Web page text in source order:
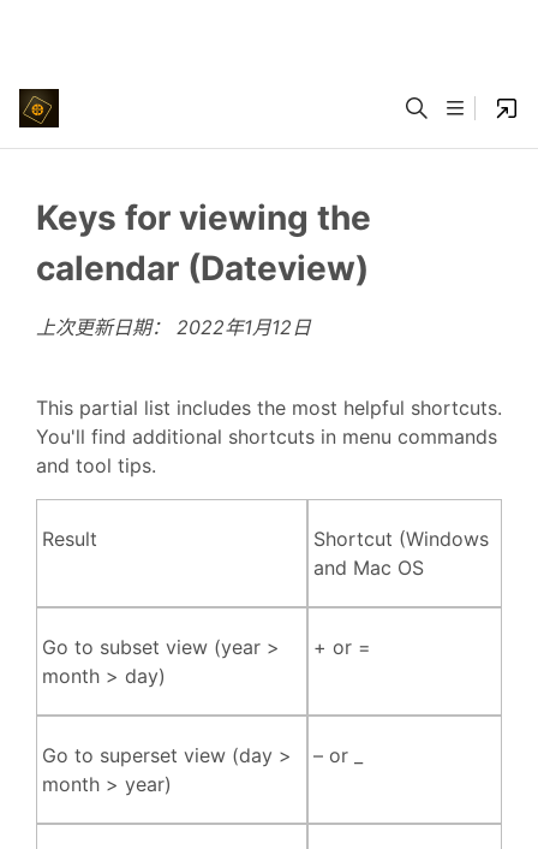
Keys for viewing the
calendar (Dateview)
上次更新日期： 2022年1月12日
This partial list includes the most helpful shortcuts.
You'll find additional shortcuts in menu commands
and tool tips.
Result
Shortcut (Windows
and Mac OS
Go to subset view (year >
month > day)
+ or =
Go to superset view (day >
month > year)
– or _